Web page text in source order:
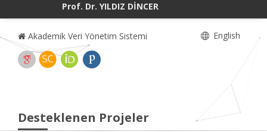
Prof. Dr. YILDIZ DİNCER
Akademik Veri Yönetim Sistemi English
Desteklenen Projeler